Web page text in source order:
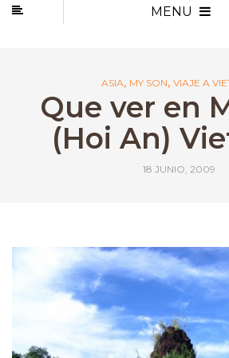
MENU
ASIA, MY SON, VIAJE A
Que ver en
(Hoi An)
18 JUNIO, 2009